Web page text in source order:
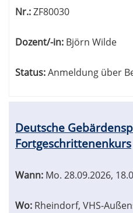
Nr.:ZF80030
Dozent/-in: Björn Wilde
Status:Anmeldung über
Deutsche
Fortgeschrittenenkurs
Wann: Mo. 28.09.2026,
Wo: Rheindorf, VHS-